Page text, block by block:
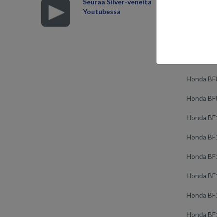
Honda
Honda
Honda
Honda
Honda
Honda
Honda
Honda
Honda
Seuraa Silver-veneitä
Youtubessa